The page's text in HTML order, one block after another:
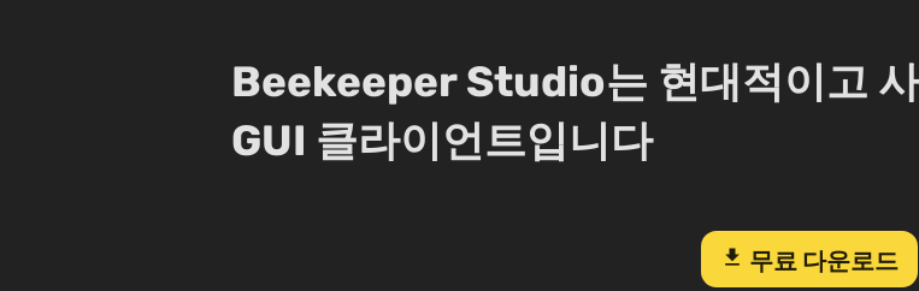
Beekeeper Studio는 현대적이고
GUI 클라이언트입니다
download 무료 다운로드